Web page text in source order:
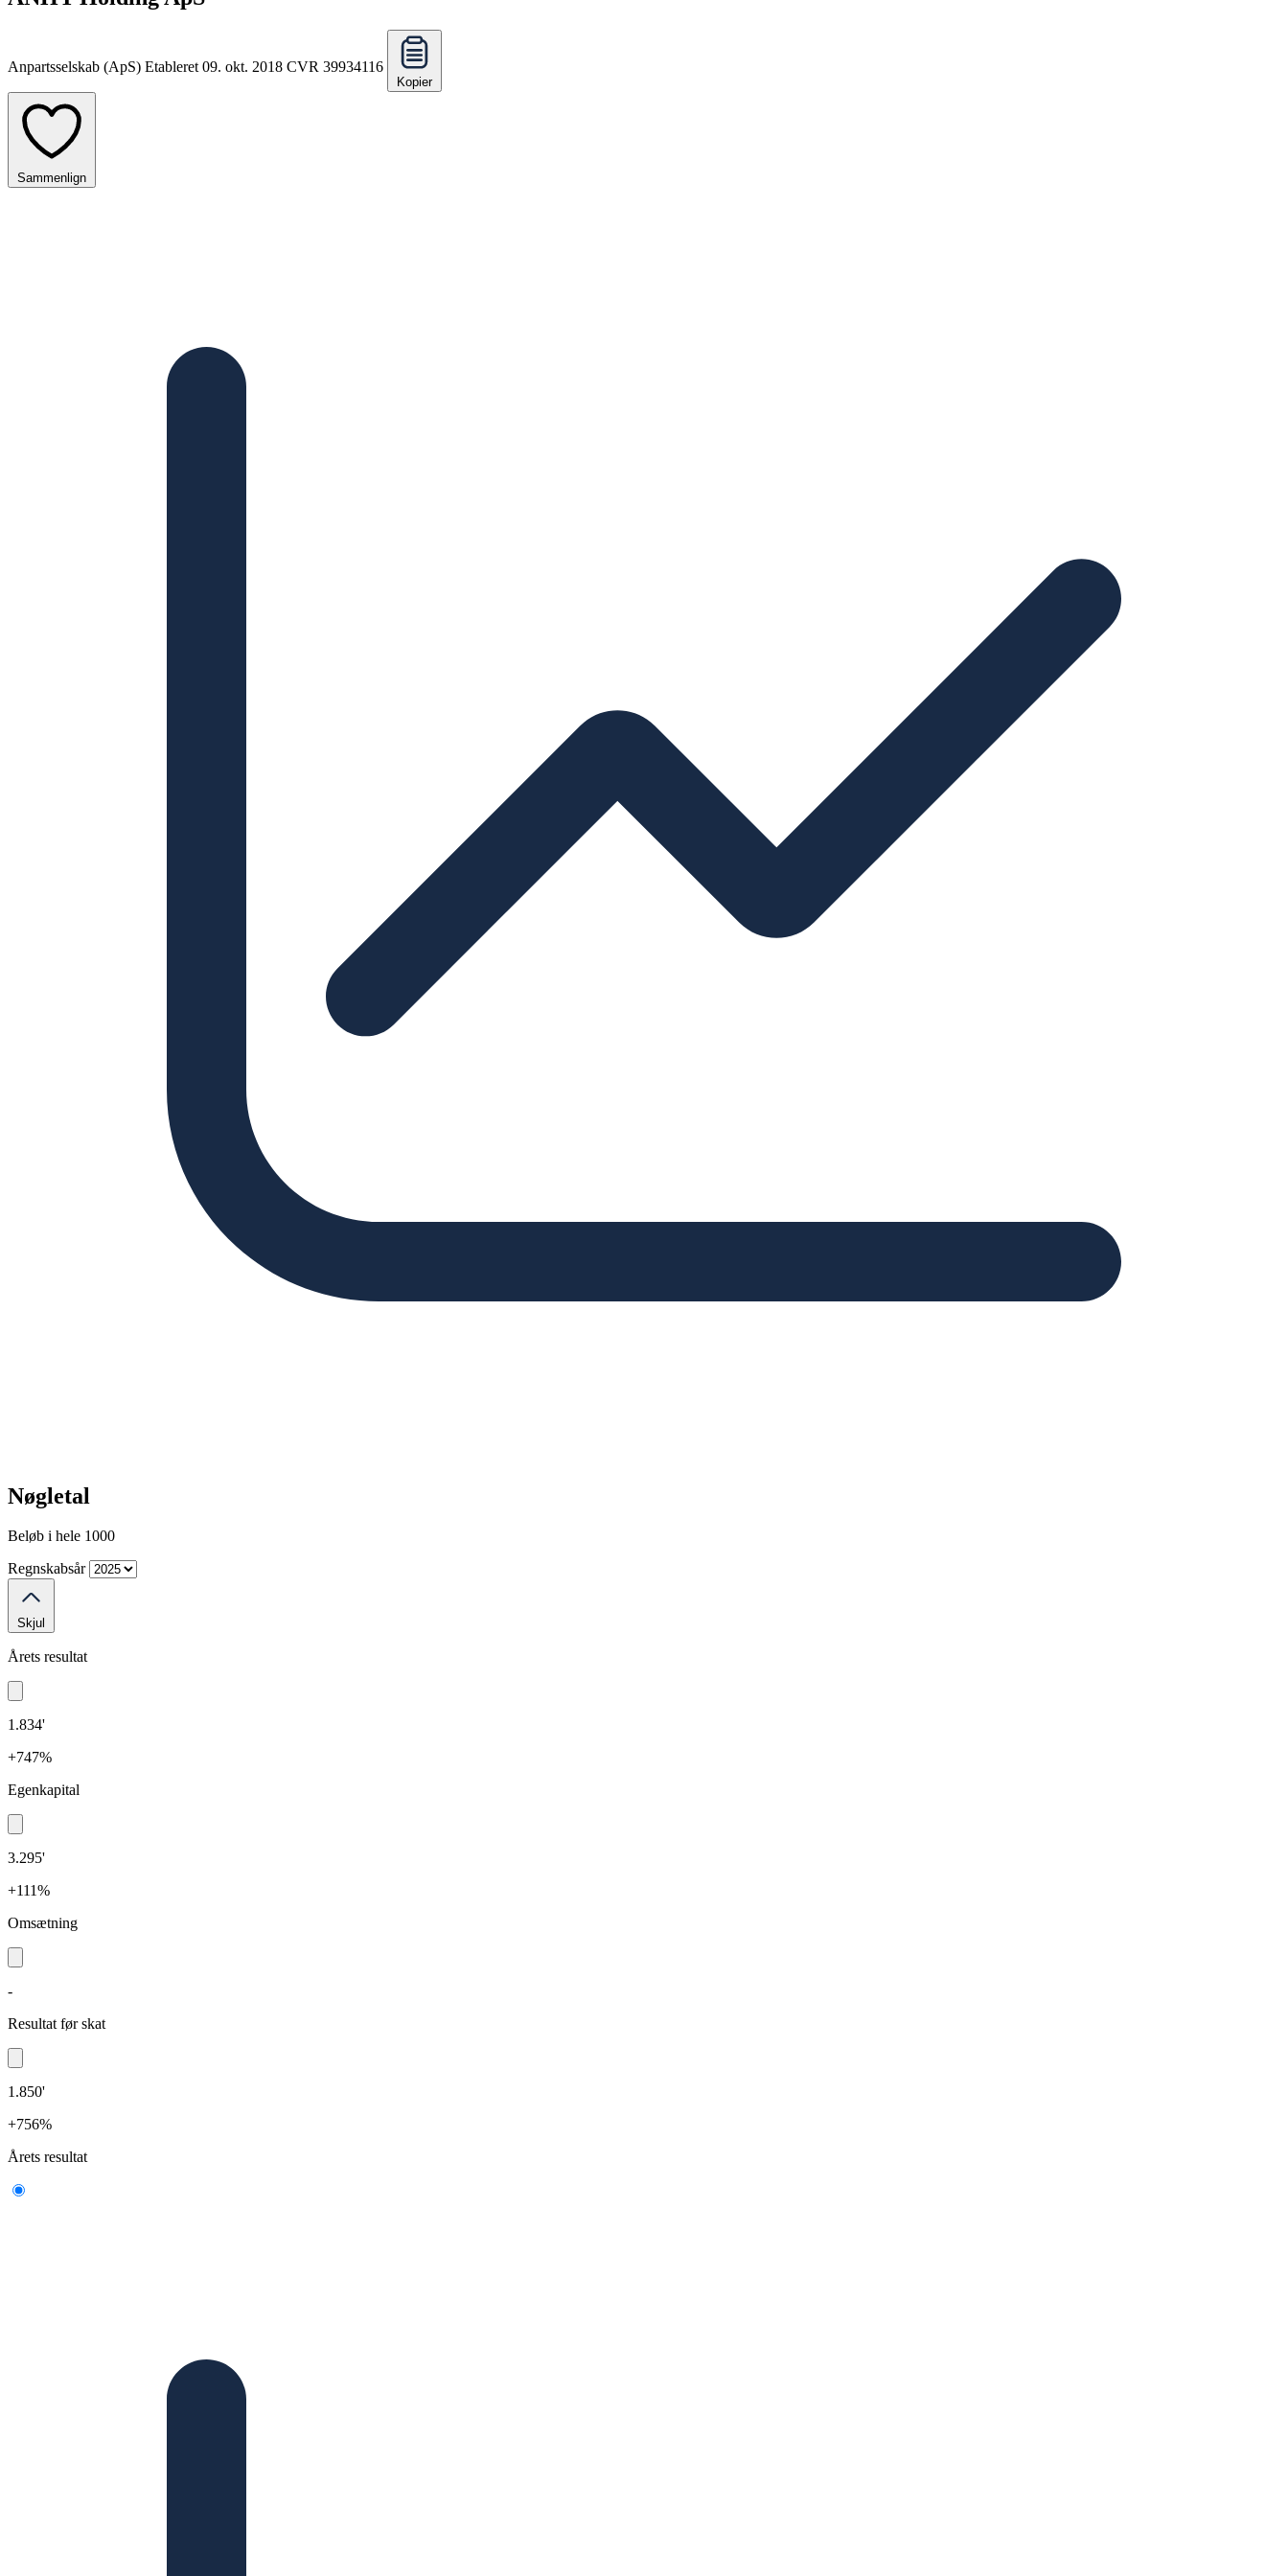
Anpartsselskab (ApS) Etableret 09. okt. 2018 CVR 39934116
Kopier
Sammenlign
Nøgletal
Beløb i hele 1000
Regnskabsår
Skjul
Årets resultat
1.834'
+747%
Egenkapital
3.295'
+111%
Omsætning
-
Resultat før skat
1.850'
+756%
Årets resultat